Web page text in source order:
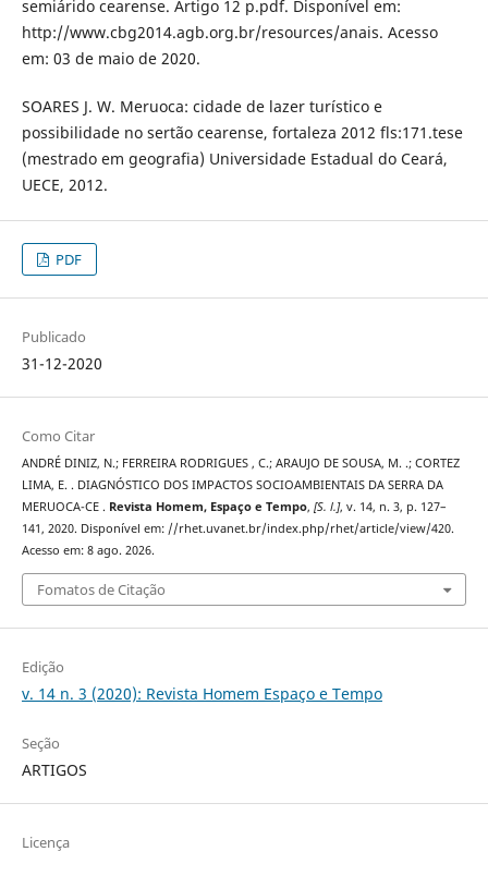
semiárido cearense. Artigo 12 p.pdf. Disponível em:
http://www.cbg2014.agb.org.br/resources/anais. Acesso
em: 03 de maio de 2020.
SOARES J. W. Meruoca: cidade de lazer turístico e
possibilidade no sertão cearense, fortaleza 2012 fls:171.tese
(mestrado em geografia) Universidade Estadual do Ceará,
UECE, 2012.
PDF
Publicado
31-12-2020
Como Citar
ANDRÉ DINIZ, N.; FERREIRA RODRIGUES , C.; ARAUJO DE SOUSA, M. .; CORTEZ
LIMA, E. . DIAGNÓSTICO DOS IMPACTOS SOCIOAMBIENTAIS DA SERRA DA
MERUOCA-CE . Revista Homem, Espaço e Tempo, [S. l.], v. 14, n. 3, p. 127–
141, 2020. Disponível em: //rhet.uvanet.br/index.php/rhet/article/view/420.
Acesso em: 8 ago. 2026.
Fomatos de Citação
Edição
v. 14 n. 3 (2020): Revista Homem Espaço e Tempo
Seção
ARTIGOS
Licença